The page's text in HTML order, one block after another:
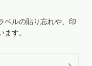
ベルの貼り忘れや、印
す。